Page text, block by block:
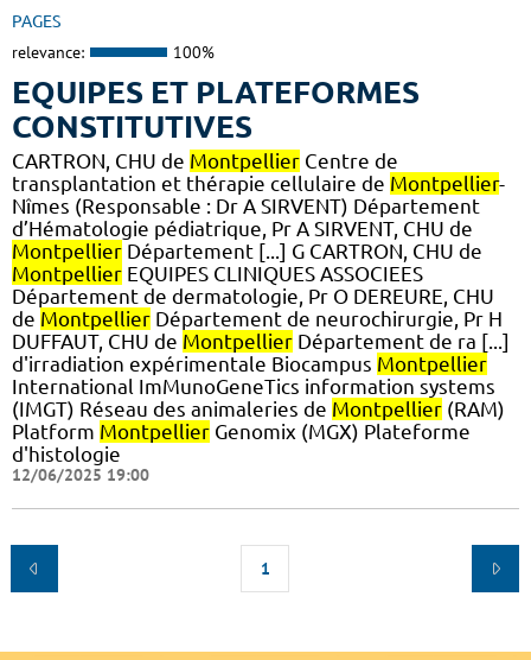
PAGES
relevance: 100%
EQUIPES ET PLATEFORMES
CONSTITUTIVES
CARTRON, CHU de Montpellier Centre de
transplantation et thérapie cellulaire de Montpellier-
Nîmes (Responsable : Dr A SIRVENT) Département
d’Hématologie pédiatrique, Pr A SIRVENT, CHU de
Montpellier Département [...] G CARTRON, CHU de
Montpellier EQUIPES CLINIQUES ASSOCIEES
Département de dermatologie, Pr O DEREURE, CHU
de Montpellier Département de neurochirurgie, Pr H
DUFFAUT, CHU de Montpellier Département de ra [...]
d'irradiation expérimentale Biocampus Montpellier
International ImMunoGeneTics information systems
(IMGT) Réseau des animaleries de Montpellier (RAM)
Platform Montpellier Genomix (MGX) Plateforme
d'histologie
12/06/2025 19:00
1